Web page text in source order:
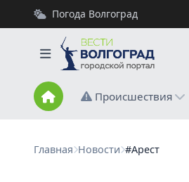
Погода Волгоград
Происшествия
Главная Новости #Арест